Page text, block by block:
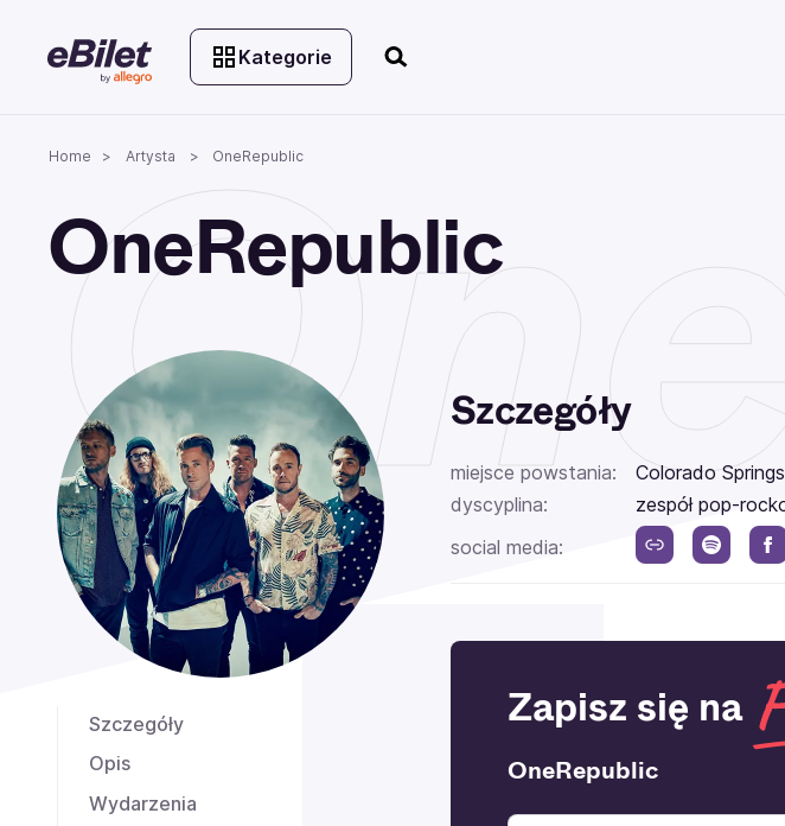
Kategorie
Home Artysta OneRepublic
OneRepublic
Szczegóły
Opis
Wydarzenia
Szczegóły
miejsce powstania:
Colorado
dyscyplina:
zespół pop-
social media:
Zapisz się na
OneRepublic